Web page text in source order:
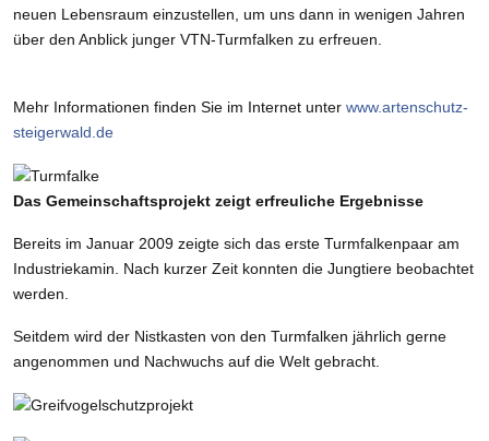
neuen Lebensraum einzustellen, um uns dann in wenigen Jahren
über den Anblick junger VTN-Turmfalken zu erfreuen.
Mehr Informationen finden Sie im Internet unter www.artenschutz-
steigerwald.de
Das Gemeinschaftsprojekt zeigt erfreuliche Ergebnisse
Bereits im Januar 2009 zeigte sich das erste Turmfalkenpaar am
Industriekamin. Nach kurzer Zeit konnten die Jungtiere beobachtet
werden.
Seitdem wird der Nistkasten von den Turmfalken jährlich gerne
angenommen und Nachwuchs auf die Welt gebracht.